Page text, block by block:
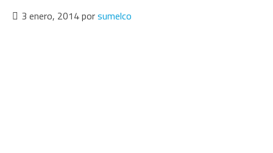
3 enero, 2014porsumelco